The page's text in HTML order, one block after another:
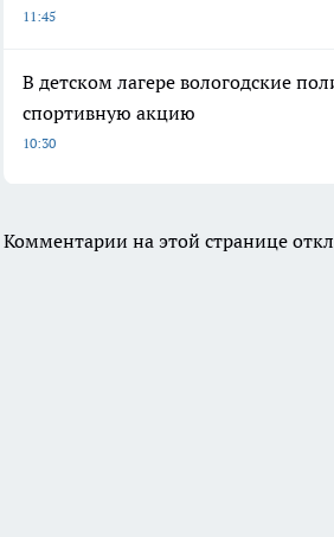
11:45
В детском лагере вологодские
спортивную акцию
10:30
Комментарии на этой странице